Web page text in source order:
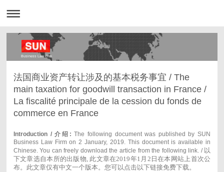
Business Law Firm
法国商业资产转让涉及的基本税务事宜 / The
main taxation for goodwill transaction in France /
La fiscalité principale de la cession du fonds de
commerce en France
Introduction / 介绍: The following document was published by SUN
Business Law Firm on 2 January, 2019. This document is available in
Chinese. You can freely download the article from the following link. / 以
下文章选自本所的出版物, 此文章在2019年1月2日在本网站上首次公
布。此文章仅有中文一个版本。您可以点击以下链接免费下载。